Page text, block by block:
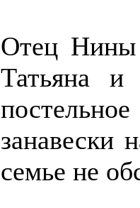
Отец
Татьяна и
занавески
семье не